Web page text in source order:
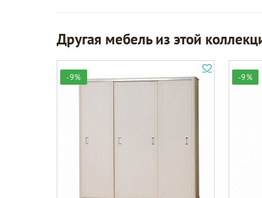
Другая мебель из этой
-9% -9%